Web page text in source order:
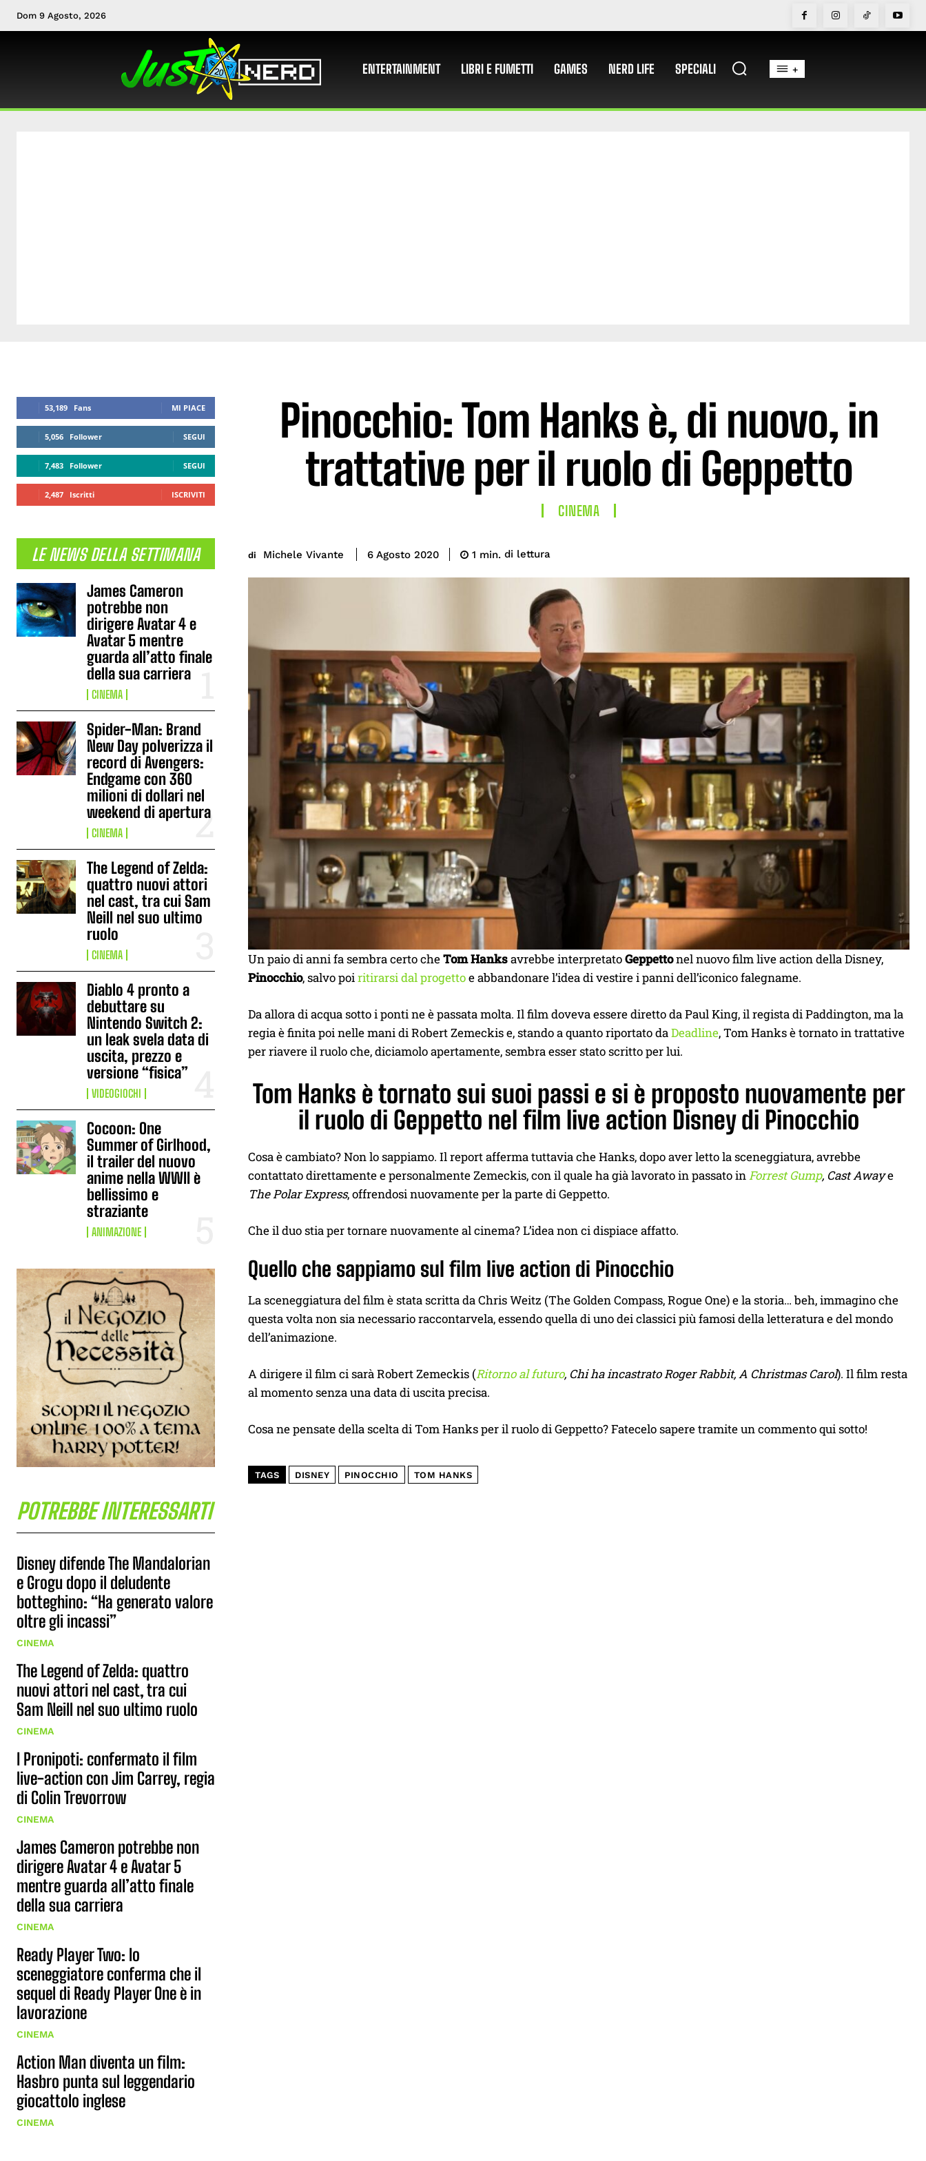
Dom 9 Agosto, 2026
ENTERTAINMENT LIBRI E FUMETTI GAMES NERD LIFE SPECIALI +
53,189 Fans MI PIACE
5,056 Follower SEGUI
7,483 Follower SEGUI
2,487 Iscritti ISCRIVITI
LE NEWS DELLA SETTIMANA
James Cameron
potrebbe non
dirigere Avatar 4 e
Avatar 5 mentre
guarda all’atto finale
della sua carriera
CINEMA
Spider-Man: Brand
New Day polverizza il
record di Avengers:
Endgame con 360
milioni di dollari nel
weekend di apertura
CINEMA
The Legend of Zelda:
quattro nuovi attori
nel cast, tra cui Sam
Neill nel suo ultimo
ruolo
CINEMA
Diablo 4 pronto a
debuttare su
Nintendo Switch 2:
un leak svela data di
uscita, prezzo e
versione “fisica”
VIDEOGIOCHI
Cocoon: One
Summer of Girlhood,
il trailer del nuovo
anime nella WWII è
bellissimo e
straziante
ANIMAZIONE
POTREBBE INTERESSARTI
Disney difende The Mandalorian
e Grogu dopo il deludente
botteghino: “Ha generato valore
oltre gli incassi”
CINEMA
The Legend of Zelda: quattro
nuovi attori nel cast, tra cui
Sam Neill nel suo ultimo ruolo
CINEMA
I Pronipoti: confermato il film
live-action con Jim Carrey, regia
di Colin Trevorrow
CINEMA
James Cameron potrebbe non
dirigere Avatar 4 e Avatar 5
mentre guarda all’atto finale
della sua carriera
CINEMA
Ready Player Two: lo
sceneggiatore conferma che il
sequel di Ready Player One è in
lavorazione
CINEMA
Action Man diventa un film:
Hasbro punta sul leggendario
giocattolo inglese
CINEMA
Pinocchio: Tom Hanks è, di nuovo, in
trattative per il ruolo di Geppetto
CINEMA
di Michele Vivante 6 Agosto 2020 1 min. di lettura
Un paio di anni fa sembra certo cheTom Hanksavrebbe interpretatoGeppettonel nuovo film live action della Disney,
Pinocchio, salvo poiritirarsi dal progettoe abbandonare l’idea di vestire i panni dell’iconico falegname.
Da allora di acqua sotto i ponti ne è passata molta. Il film doveva essere diretto da Paul King, il regista di Paddington, ma la
regia è finita poi nelle mani di Robert Zemeckis e, stando a quanto riportato daDeadline, Tom Hanks è tornato in trattative
per riavere il ruolo che, diciamolo apertamente, sembra esser stato scritto per lui.
Tom Hanks è tornato sui suoi passi e si è proposto nuovamente per
il ruolo di Geppetto nel film live action Disney di Pinocchio
Cosa è cambiato? Non lo sappiamo. Il report afferma tuttavia che Hanks, dopo aver letto la sceneggiatura, avrebbe
contattato direttamente e personalmente Zemeckis, con il quale ha già lavorato in passato inForrest Gump, Cast Awaye
The Polar Express, offrendosi nuovamente per la parte di Geppetto.
Che il duo stia per tornare nuovamente al cinema? L’idea non ci dispiace affatto.
Quello che sappiamo sul film live action di Pinocchio
La sceneggiatura del film è stata scritta da Chris Weitz (The Golden Compass, Rogue One) e la storia… beh, immagino che
questa volta non sia necessario raccontarvela, essendo quella di uno dei classici più famosi della letteratura e del mondo
dell’animazione.
A dirigere il film ci sarà Robert Zemeckis (Ritorno al futuro, Chi ha incastrato Roger Rabbit, A Christmas Carol). Il film resta
al momento senza una data di uscita precisa.
Cosa ne pensate della scelta di Tom Hanks per il ruolo di Geppetto? Fatecelo sapere tramite un commento qui sotto!
TAGS DISNEY PINOCCHIO TOM HANKS